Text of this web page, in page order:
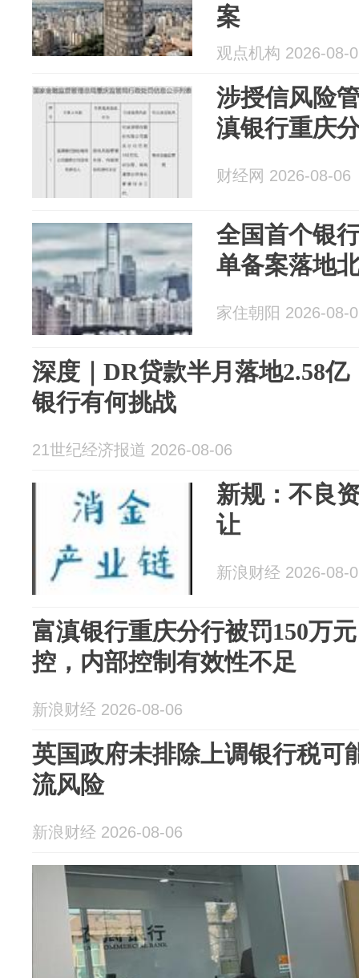
案
观点机构 2026-08-
涉授信风险
滇银行重庆
财经网 2026-08-06
全国首个银
单备案落地
家住朝阳 2026-08-
深度｜DR贷款半月落地2.58
银行有何挑战
21世纪经济报道 2026-08-06
新规：不良
让
新浪财经 2026-08-
富滇银行重庆分行被罚150万
控，内部控制有效性不足
新浪财经 2026-08-06
英国政府未排除上调银行税可
流风险
新浪财经 2026-08-06